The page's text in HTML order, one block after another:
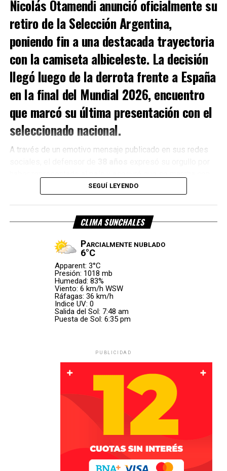
Nicolás Otamendianunció oficialmente su
retiro de laSelección Argentina,
poniendo fin a una destacada trayectoria
con la camiseta albiceleste. La decisión
llegó luego de la derrota frente a España
en la final del Mundial 2026, encuentro
que marcó su última presentación con el
seleccionado nacional.
A través de un emotivo mensaje publicado en sus redes
la tranquilidad de haber entregado todo dentro del campo
«Hoy me toca escribir las palabras
más difíciles»
El experimentado zaguero compartió un video con algunos
de los momentos más importantes de su carrera en la
Selección y comenzó su despedida con un mensaje
cargado de emoción.
palabras más difíciles de
toda mi carrera».
Otamendi recordó que desde niño soñó con vestir la
camiseta argentina y definió ese recorrido como el mayor
privilegio que le dio el fútbol.
SEGUÍ LEYENDO
CLIMA SUNCHALES
Parcialmente nublado
6°C
Apparent: 3°C
Presión: 1018 mb
Humedad: 83%
Viento: 6 km/h WSW
Ráfagas: 36 km/h
Indice UV: 0
Salida del Sol: 7:48 am
Puesta de Sol: 6:35 pm
PUBLICIDAD